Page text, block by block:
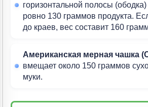
горизонтальной полосы
ровно 130 граммов продукта.
до краев, вес составит 160
Американская мерная чашка
вмещает около 150 граммов
муки.